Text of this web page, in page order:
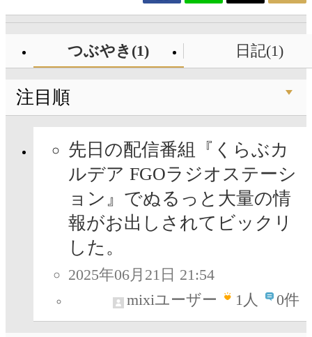
つぶやき(1) 日記(1)
注目順
先日の配信番組『くらぶカ
ルデア FGOラジオステーシ
ョン』でぬるっと大量の情
報がお出しされてビックリ
した。
2025年06月21日 21:54
mixiユーザー
1人 0件